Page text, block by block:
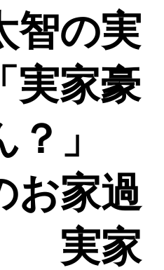
智の実
家豪
」
お家過
実家